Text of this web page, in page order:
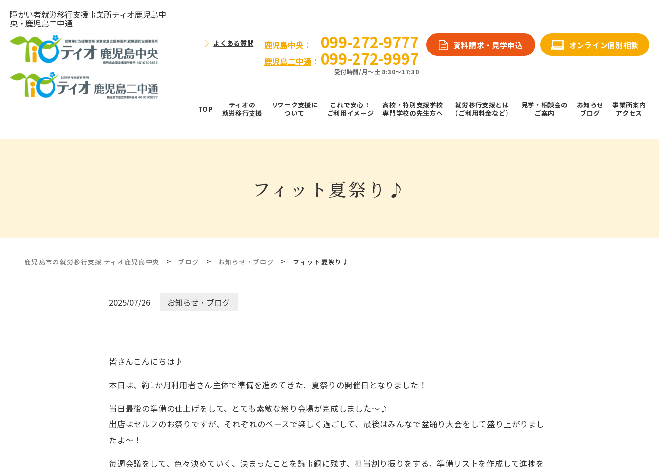
障がい者就労移⾏⽀援事業所ティオ⿅児島中
央・鹿児島二中通
よくある質問 ⿅児島中央 ： 099-272-9777
鹿児島二中通： 099-272-9997
受付時間/⽉〜⼟ 8:30～17:30
資料請求・⾒学申込 オンライン個別相談
TOP
ティオの
就労移⾏⽀援
リワーク支援に
ついて
これで安⼼！
ご利⽤イメージ
高校・特別支援学校
専門学校の先生方へ
就労移行支援とは
（ご利用料金など）
⾒学・相談会の
ご案内
お知らせ
ブログ
事業所案内
アクセス
フィット夏祭り♪
鹿児島市の就労移行支援 ティオ鹿児島中央 > ブログ > お知らせ・ブログ > フィット夏祭り♪
2025/07/26 お知らせ・ブログ
皆さんこんにちは♪
本日は、約1か月利用者さん主体で準備を進めてきた、夏祭りの開催日となりました！
当日最後の準備の仕上げをして、とても素敵な祭り会場が完成しました～♪
出店はセルフのお祭りですが、それぞれのペースで楽しく過ごして、最後はみんなで盆踊り大会をして盛り上がりまし
たよ～！
毎週会議をして、色々決めていく、決まったことを議事録に残す、担当割り振りをする、準備リストを作成して進捗を